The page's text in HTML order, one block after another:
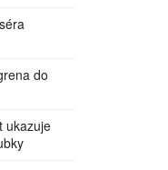
do
ukazuje